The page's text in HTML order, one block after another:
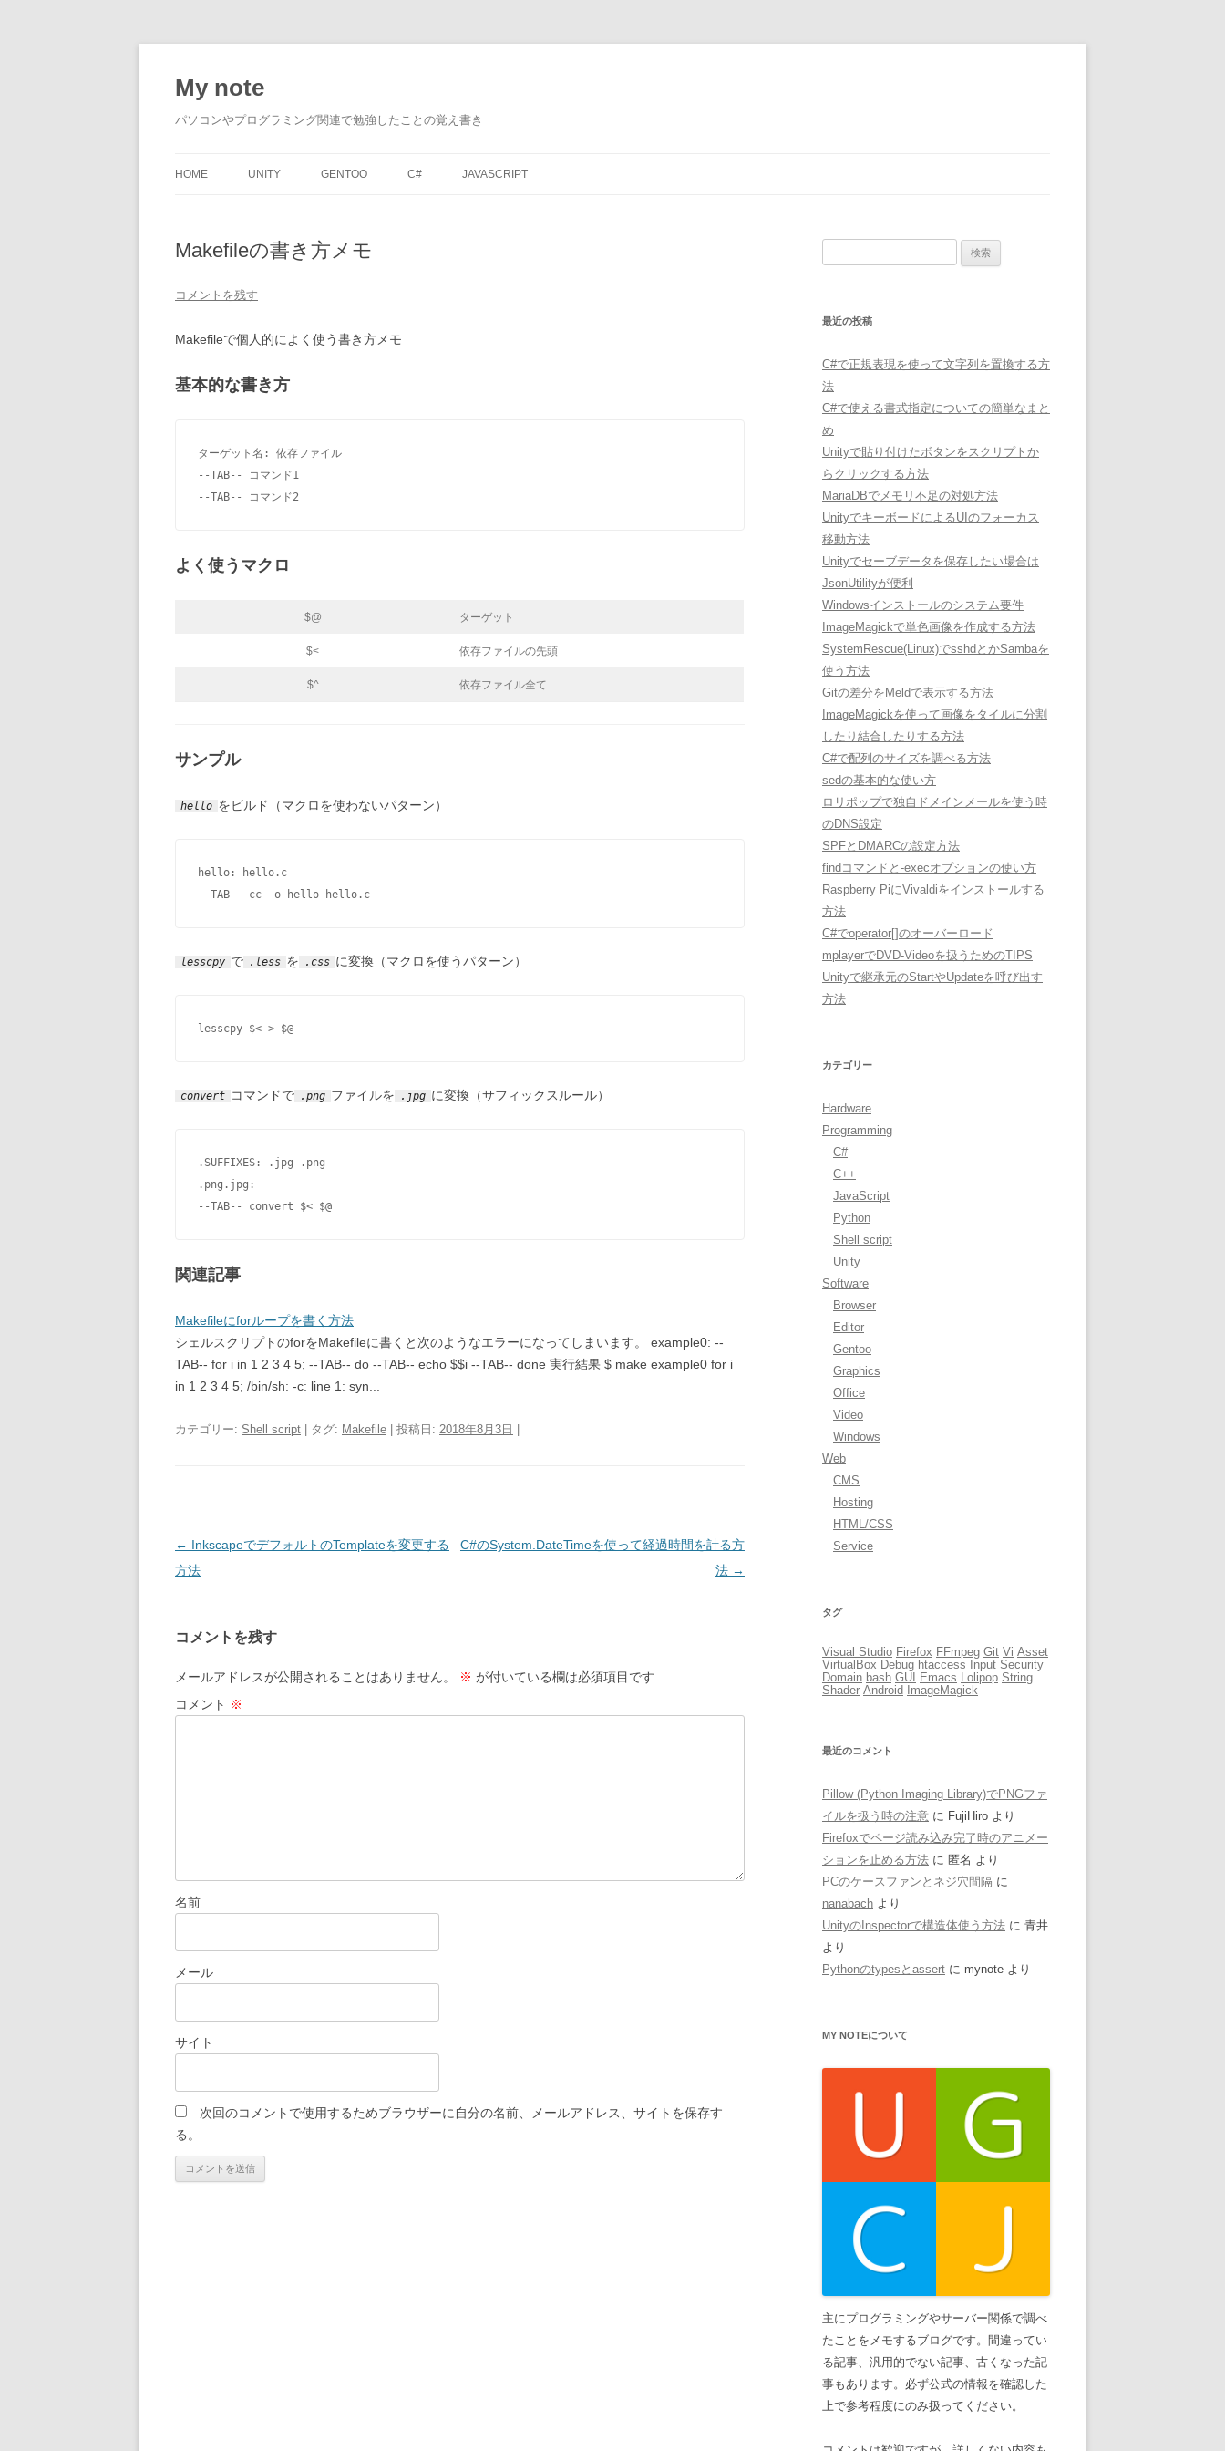
My note
パソコンやプログラミング関連で勉強したことの覚え書き
HOME UNITY GENTOO C# JAVASCRIPT
Makefileの書き方メモ
コメントを残す
Makefileで個人的によく使う書き方メモ
基本的な書き方
ターゲット名: 依存ファイル
--TAB-- コマンド1
--TAB-- コマンド2
よく使うマクロ
$@ ターゲット
$< 依存ファイルの先頭
$^ 依存ファイル全て
サンプル
hello をビルド（マクロを使わないパターン）
hello: hello.c
--TAB-- cc -o hello hello.c
lesscpy で .less を .css に変換（マクロを使うパターン）
lesscpy $< > $@
convert コマンドで .png ファイルを .jpg に変換（サフィックスルール）
.SUFFIXES: .jpg .png
.png.jpg:
--TAB-- convert $< $@
関連記事
Makefileにforループを書く方法
シェルスクリプトのforをMakefileに書くと次のようなエラーになってしまいます。 example0: --
TAB-- for i in 1 2 3 4 5; --TAB-- do --TAB-- echo $$i --TAB-- done 実行結果 $ make example0 for i
in 1 2 3 4 5; /bin/sh: -c: line 1: syn...
カテゴリー: Shell script | タグ: Makefile | 投稿日: 2018年8月3日
投
稿
ゲ
ー
シ
← InkscapeでデフォルトのTemplateを変更する
方法
C#のSystem.DateTimeを使って経過時間を計る方
法 →
コメントを残す
メールアドレスが公開されることはありません。 ※ が付いている欄は必須項目です
コメント ※
名前
メール
サイト
次回のコメントで使用するためブラウザーに自分の名前、メールアドレス、サイトを保存す
る。
最近の投稿
C#で正規表現を使って文字列を置換する方
法
C#で使える書式指定についての簡単なまと
め
Unityで貼り付けたボタンをスクリプトか
らクリックする方法
MariaDBでメモリ不足の対処方法
UnityでキーボードによるUIのフォーカス
移動方法
Unityでセーブデータを保存したい場合は
JsonUtilityが便利
Windowsインストールのシステム要件
ImageMagickで単色画像を作成する方法
SystemRescue(Linux)でsshdとかSambaを
使う方法
Gitの差分をMeldで表示する方法
ImageMagickを使って画像をタイルに分割
したり結合したりする方法
C#で配列のサイズを調べる方法
sedの基本的な使い方
ロリポップで独自ドメインメールを使う時
のDNS設定
SPFとDMARCの設定方法
findコマンドと-execオプションの使い方
Raspberry PiにVivaldiをインストールする
方法
C#でoperator[]のオーバーロード
mplayerでDVD-Videoを扱うためのTIPS
Unityで継承元のStartやUpdateを呼び出す
方法
カテゴリー
Hardware
Programming
C#
C++
JavaScript
Python
Shell script
Unity
Software
Browser
Editor
Gentoo
Graphics
Office
Video
Windows
Web
CMS
Hosting
HTML/CSS
Service
タグ
Visual Studio Firefox FFmpeg Git Vi Asset
VirtualBox Debug htaccess Input Security
Domain bash GUI Emacs Lolipop String
Shader Android ImageMagick
最近のコメント
Pillow (Python Imaging Library)でPNGファ
イルを扱う時の注意 に FujiHiro より
Firefoxでページ読み込み完了時のアニメー
ションを止める方法 に 匿名 より
PCのケースファンとネジ穴間隔 に
nanabach より
UnityのInspectorで構造体使う方法 に 青井
より
Pythonのtypesとassert に mynote より
MY NOTEについて
主にプログラミングやサーバー関係で調べ
たことをメモするブログです。間違ってい
る記事、汎用的でない記事、古くなった記
事もあります。必ず公式の情報を確認した
上で参考程度にのみ扱ってください。